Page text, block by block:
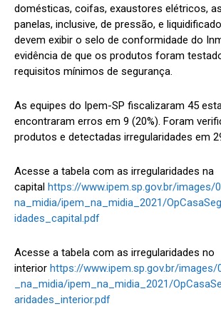
domésticas, coifas, exaustores elétricos,
panelas, inclusive, de pressão, e
devem exibir o selo de conformidade do
evidência de que os produtos foram
requisitos mínimos de segurança.
As equipes do Ipem-SP fiscalizaram 45
encontraram erros em 9 (20%). Foram
produtos e detectadas irregularidades em
Acesse a tabela com as irregularidades na
capital https://www.ipem.sp.gov.br/images/
na_midia/ipem_na_midia_2021/
idades_capital.pdf
Acesse a tabela com as irregularidades no
interior https://www.ipem.sp.gov.br/
_na_midia/ipem_na_midia_2021/
aridades_interior.pdf